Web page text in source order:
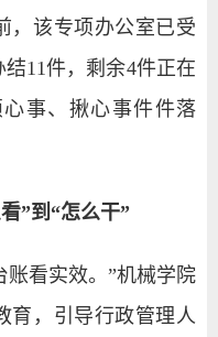
，该专项办公室已受
11件，剩余4件正在
事、揪心事件件落
”到“怎么干”
账看实效。”机械学院
育，引导行政管理人